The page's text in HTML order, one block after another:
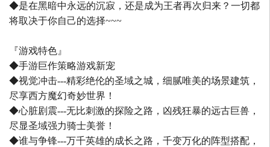
◆是在黑暗中永远的沉寂，还是成为王者再次归来？一切都
将取决于你自己的选择~~~
『游戏特色』
◆手游巨作策略游戏新宠
◆视觉冲击---精彩绝伦的圣域之城，细腻唯美的场景建筑，
尽享西方魔幻奇妙世界！
◆心脏剧震---无比刺激的探险之路，凶残狂暴的远古巨兽，
尽显圣域强力骑士美誉！
◆谁与争锋---万千英雄的成长之路，千变万化的阵型搭配，